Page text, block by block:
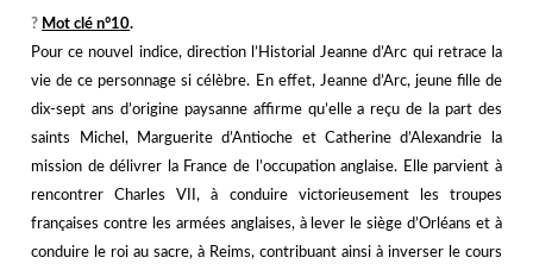
?️ Mot clé n°10.
Pour ce nouvel indice, direction l’Historial Jeanne d’Arc qui retrace la
vie de ce personnage si célèbre. En effet, Jeanne d’Arc, jeune fille de
dix-sept ans d’origine paysanne affirme qu’elle a reçu de la part des
saints Michel, Marguerite d’Antioche et Catherine d’Alexandrie la
mission de délivrer la France de l’occupation anglaise. Elle parvient à
rencontrer Charles VII, à conduire victorieusement les troupes
françaises contre les armées anglaises, à lever le siège d’Orléans et à
conduire le roi au sacre, à Reims, contribuant ainsi à inverser le cours